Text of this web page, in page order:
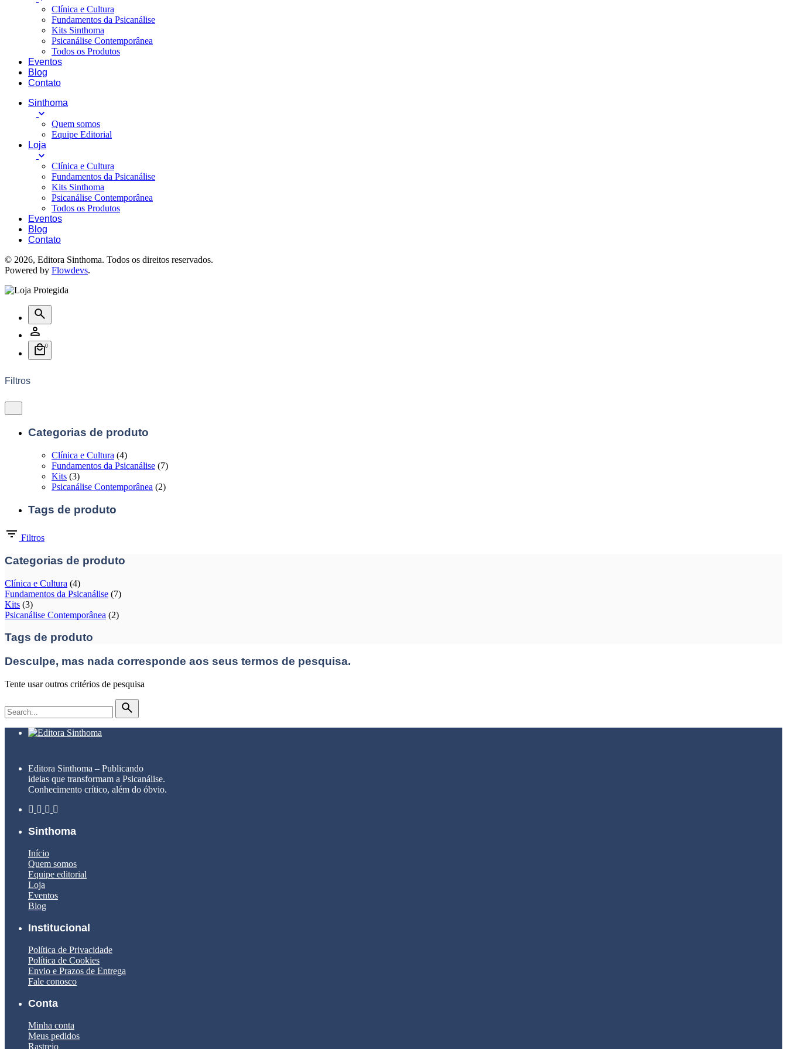
Clínica e Cultura
Fundamentos da Psicanálise
Kits Sinthoma
Psicanálise Contemporânea
Todos os Produtos
Eventos
Blog
Contato
Sinthoma
Quem somos
Equipe Editorial
Loja
Clínica e Cultura
Fundamentos da Psicanálise
Kits Sinthoma
Psicanálise Contemporânea
Todos os Produtos
Eventos
Blog
Contato
© 2026, Editora Sinthoma. Todos os direitos reservados.
Powered by Flowdevs.
0
Filtros
Categorias de produto
Clínica e Cultura (4)
Fundamentos da Psicanálise (7)
Kits (3)
Psicanálise Contemporânea (2)
Tags de produto
Filtros
Categorias de produto
Clínica e Cultura (4)
Fundamentos da Psicanálise (7)
Kits (3)
Psicanálise Contemporânea (2)
Tags de produto
Desculpe, mas nada corresponde aos seus termos de pesquisa.
Tente usar outros critérios de pesquisa
por
Editora Sinthoma – Publicando
ideias que transformam a Psicanálise.
Conhecimento crítico, além do óbvio.
Sinthoma
Início
Quem somos
Equipe editorial
Loja
Eventos
Blog
Institucional
Política de Privacidade
Política de Cookies
Envio e Prazos de Entrega
Fale conosco
Conta
Minha conta
Meus pedidos
Rastreio